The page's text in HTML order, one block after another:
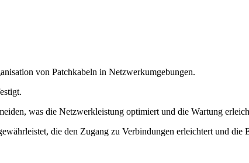
von Patchkabeln in Netzwerkumgebungen.
was die Netzwerkleistung optimiert und die Wartung
die den Zugang zu Verbindungen erleichtert und die